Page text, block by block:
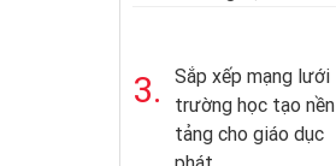
3.
Sắp xếp mạng lưới
trường học tạo nền
tảng cho giáo dục